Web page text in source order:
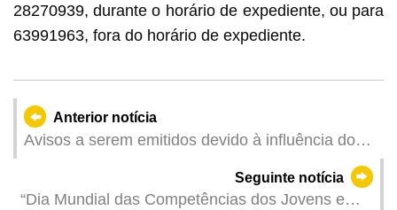
28270939, durante o horário de expediente, ou para
63991963, fora do horário de expediente.
Anterior notícia
Avisos a serem emitidos devido à influência do
Seguinte notícia
“Dia Mundial das Competências dos Jovens e